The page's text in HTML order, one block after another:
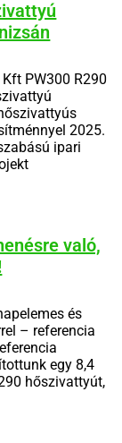
PW300 R290
2025.
ipari
való,
és
– referencia
egy 8,4
hőszivattyút,